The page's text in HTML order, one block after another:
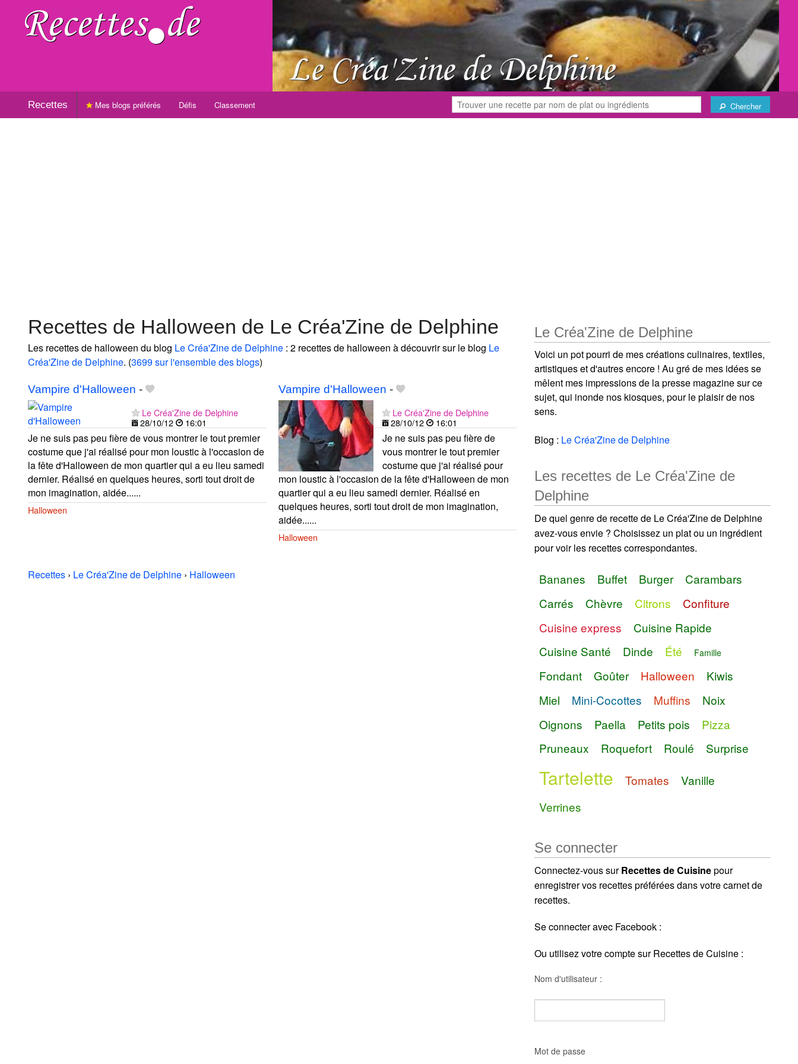
Recettes Chercher
Mes blogs préférés Défis Classement
Recettes de Halloween de Le Créa'Zine de Delphine
Les recettes de halloween du blog Le Créa'Zine de Delphine : 2 recettes de halloween à découvrir sur le blog Le
Créa'Zine de Delphine. (3699 sur l'ensemble des blogs)
Vampire d'Halloween -
Le Créa'Zine de Delphine
28/10/12
16:01
Je ne suis pas peu fière de vous montrer le tout premier
costume que j'ai réalisé pour mon loustic à l'occasion de
la fête d'Halloween de mon quartier qui a eu lieu samedi
dernier. Réalisé en quelques heures, sorti tout droit de
mon imagination, aidée......
Halloween
Vampire d'Halloween -
Le Créa'Zine de Delphine
28/10/12
16:01
Je ne suis pas peu fière de
vous montrer le tout premier
costume que j'ai réalisé pour
mon loustic à l'occasion de la fête d'Halloween de mon
quartier qui a eu lieu samedi dernier. Réalisé en
quelques heures, sorti tout droit de mon imagination,
aidée......
Halloween
Recettes › Le Créa'Zine de Delphine › Halloween
Le Créa'Zine de Delphine
Voici un pot pourri de mes créations culinaires, textiles,
artistiques et d'autres encore ! Au gré de mes idées se
mêlent mes impressions de la presse magazine sur ce
sujet, qui inonde nos kiosques, pour le plaisir de nos
sens.
Blog : Le Créa'Zine de Delphine
Les recettes de Le Créa'Zine de
Delphine
De quel genre de recette de Le Créa'Zine de Delphine
avez-vous envie ? Choisissez un plat ou un ingrédient
pour voir les recettes correspondantes.
Bananes Buffet Burger
Carambars
Carrés
Chèvre Citrons
Confiture
Cuisine express
Cuisine Rapide
Cuisine Santé
Dinde Été Famille
Fondant Goûter Halloween
Kiwis
Miel
Mini-Cocottes Muffins
Noix
Oignons
Paella Petits pois
Pizza
Pruneaux
Roquefort Roulé Surprise
Tartelette Tomates
Vanille
Verrines
Se connecter
Connectez-vous surRecettes de Cuisinepour
enregistrer vos recettes préférées dans votre carnet de
recettes.
Se connecter avec Facebook :
Ou utilisez votre compte sur Recettes de Cuisine :
Nom d'utilisateur :
Mot de passe